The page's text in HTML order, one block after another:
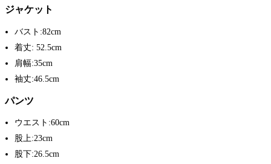
ジャケット
バスト:82cm
着丈: 52.5cm
肩幅:35cm
袖丈:46.5cm
パンツ
ウエスト:60cm
股上:23cm
股下:26.5cm